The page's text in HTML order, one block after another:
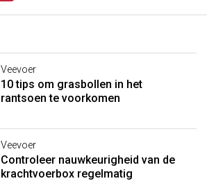
Veevoer
10 tips om grasbollen in het
rantsoen te voorkomen
Veevoer
Controleer nauwkeurigheid van de
krachtvoerbox regelmatig